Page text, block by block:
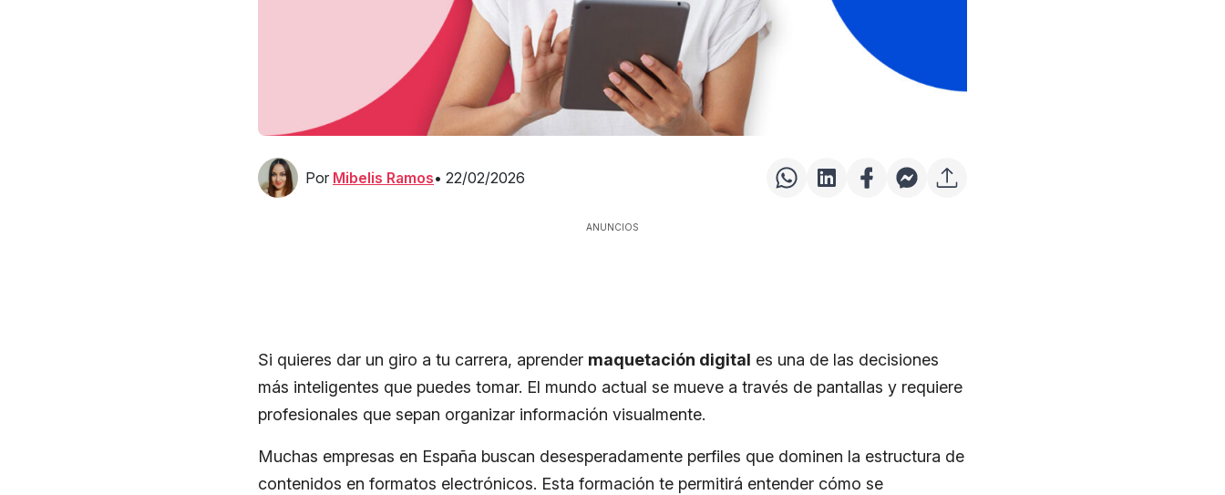
Por Mibelis Ramos• 22/02/2026
ANUNCIOS
Si quieres dar un giro a tu carrera, aprender maquetación digital es una de las decisiones
más inteligentes que puedes tomar. El mundo actual se mueve a través de pantallas y requiere
profesionales que sepan organizar información visualmente.
Muchas empresas en España buscan desesperadamente perfiles que dominen la estructura de
contenidos en formatos electrónicos. Esta formación te permitirá entender cómo se